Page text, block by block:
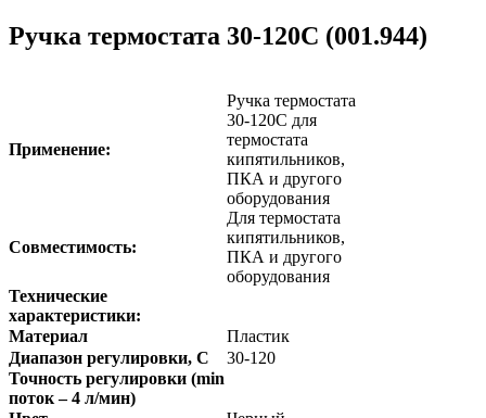
Ручка термостата 30-120С (001.944)
Применение:
Ручка термостата
30-120С для
термостата
кипятильников,
ПКА и другого
оборудования
Совместимость:
Для термостата
кипятильников,
ПКА и другого
оборудования
Технические
характеристики:
Материал
Пластик
Диапазон регулировки, C
30-120
Точность регулировки (min
поток – 4 л/мин)